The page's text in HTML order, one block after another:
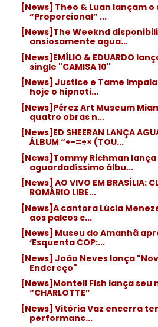
[News] Theo & Luan lançam o
“Proporcional” ...
[News]The Weeknd
ansiosamente agua...
[News]EMÍLIO & EDUARDO
single "CAMISA 10"
[News] Justice e Tame
hoje o hipnoti...
[News]Pérez Art Museum
quatro obras n...
[News]ED SHEERAN LANÇA
ÁLBUM “+-=÷× (TOU...
[News]Tommy Richman lança
aguardadíssimo álbu...
[News] AO VIVO EM BRASÍLIA:
ROMÁRIO LIBE...
[News]A cantora Lúcia
aos palcos c...
[News] Museu do Amanhã
‘Esquenta COP:...
[News] João Neves lança
Endereço"
[News]Montell Fish lança seu
“CHARLOTTE”
[News] Vitória Vaz encerra
performanc...